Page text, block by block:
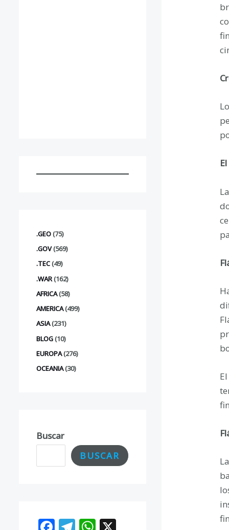
.GEO(75)
.GOV(569)
.TEC(49)
.WAR(162)
AFRICA(58)
AMERICA(499)
ASIA(231)
BLOG(10)
EUROPA(276)
OCEANIA(30)
Buscar
BUSCAR